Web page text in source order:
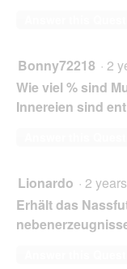
Bonny72218 · 2
Wie viel % sind
Innereien sind
Lionardo · 2
Erhält das